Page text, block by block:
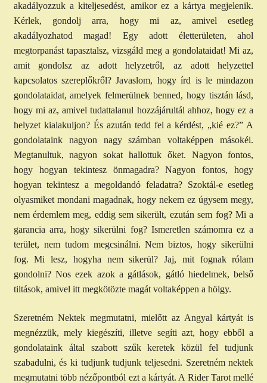
akadályozzuk a kiteljesedést, amikor ez a kártya megjelenik.
Kérlek, gondolj arra, hogy mi az, amivel esetleg
akadályozhatod magad! Egy adott életterületen, ahol
megtorpanást tapasztalsz, vizsgáld meg a gondolataidat! Mi az,
amit gondolsz az adott helyzetről, az adott helyzettel
kapcsolatos szereplőkről? Javaslom, hogy írd is le mindazon
gondolataidat, amelyek felmerülnek benned, hogy tisztán lásd,
hogy mi az, amivel tudattalanul hozzájárultál ahhoz, hogy ez a
helyzet kialakuljon? És azután tedd fel a kérdést, „kié ez?” A
gondolataink nagyon nagy számban voltaképpen másokéi.
Megtanultuk, nagyon sokat hallottuk őket. Nagyon fontos,
hogy hogyan tekintesz önmagadra? Nagyon fontos, hogy
hogyan tekintesz a megoldandó feladatra? Szoktál-e esetleg
olyasmiket mondani magadnak, hogy nekem ez úgysem megy,
nem érdemlem meg, eddig sem sikerült, ezután sem fog? Mi a
garancia arra, hogy sikerülni fog? Ismeretlen számomra ez a
terület, nem tudom megcsinálni. Nem biztos, hogy sikerülni
fog. Mi lesz, hogyha nem sikerül? Jaj, mit fognak rólam
gondolni? Nos ezek azok a gátlások, gátló hiedelmek, belső
tiltások, amivel itt megkötözte magát voltaképpen a hölgy.
Szeretném Nektek megmutatni, mielőtt az Angyal kártyát is
megnézzük, mely kiegészíti, illetve segíti azt, hogy ebből a
gondolataink által szabott szűk keretek közül fel tudjunk
szabadulni, és ki tudjunk tudjunk teljesedni. Szeretném nektek
megmutatni több nézőpontból ezt a kártyát. A Rider Tarot mellé